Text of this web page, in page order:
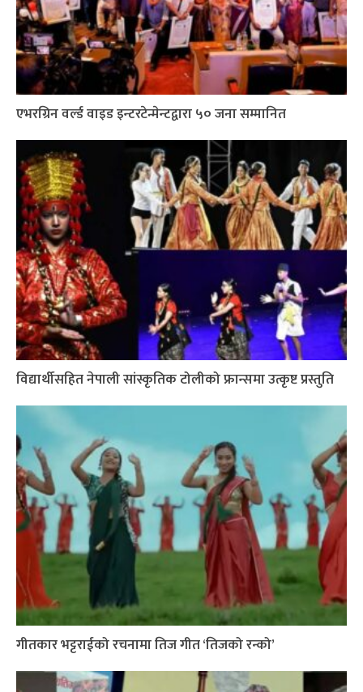
एभरग्रिन वर्ल्ड वाइड इन्टरटेन्मेन्टद्वारा ५० जना सम्मानित
विद्यार्थीसहित नेपाली सांस्कृतिक टोलीको फ्रान्समा उत्कृष्ट प्रस्तुति
गीतकार भट्टराईको रचनामा तिज गीत ‘तिजको रन्को’